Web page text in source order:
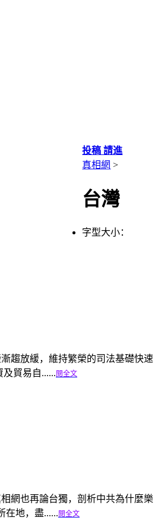
投稿 請進
真相網 >
台灣
字型大小：
趨放緩，維持繁榮的司法基礎快速
貿易自...... 閱全文
網也再論台獨，剖析中共為什麼樂
在地，盡...... 閱全文